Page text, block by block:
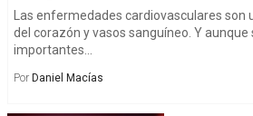
Las enfermedades cardiovasculares son
del corazón y vasos sanguíneo. Y aunque
importantes...
Por Daniel Macías